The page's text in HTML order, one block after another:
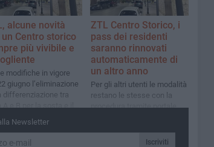
alcune novità
un Centro storico
più vivibile e
modifiche in vigore
giugno l’eliminazione
differenziazione tra
A e B per la sosta e il
di accesso ai veicoli
delle attività
balneari dell’area
ZTL Centro Storico, i
pass dei residenti
saranno rinnovati
automaticamente di
un altro anno
Per gli altri utenti le modalità
restano le stesse con la
procedura tramite portale
Newsletter
Iscriviti